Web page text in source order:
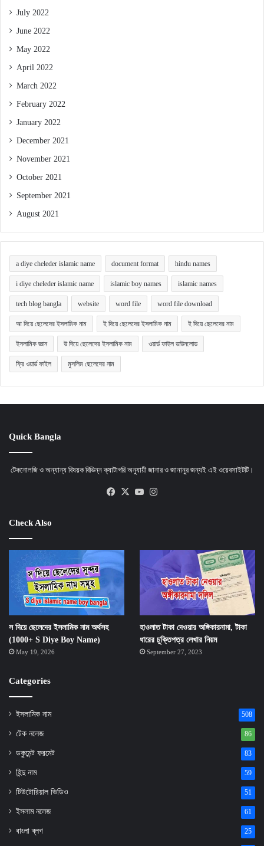
July 2022
June 2022
May 2022
April 2022
March 2022
February 2022
January 2022
December 2021
November 2021
October 2021
September 2021
August 2021
a diye cheleder islamic name document format hindu names
i diye cheleder islamic name islamic boy names islamic names
tech blog bangla website word file word file download
আ দিয়ে ছেলেদের ইসলামিক নাম ই দিয়ে ছেলেদের ইসলামিক নাম ই দিয়ে ছেলেদের নাম
ইসলামিক জ্ঞান উ দিয়ে ছেলেদের ইসলামিক নাম ওয়ার্ড ফাইল ডাউনলোড
ফ্রি ওয়ার্ড ফাইল মুসলিম ছেলেদের নাম
Quick Bangla
টেকনোলজি ও অন্যান্য বিষয়ক বিভিন্ন ক্যাটাগরি অনুযায়ী জানার ও জানানুর জন্যই এই ওয়েবসাইটটি।
Facebook
X YouTube
Check Also
স দিয়ে ছেলেদের ইসলামিক নাম অর্থসহ
(1000+ S Diye Boy Name)
May 19, 2026
হাওলাত টাকা দেওয়ার অঙ্গিকারনামা, টাকা
ধারের চুক্তিপত্র লেখার নিয়ম
September 27, 2023
Categories
ইসলামিক নাম 508
টেক নলেজ 86
ডকুমেন্ট ফরমেট 83
হিন্দু নাম 59
টিউটোরিয়াল ভিডিও 51
ইসলাম নলেজ 61
বাংলা ব্লগ 25